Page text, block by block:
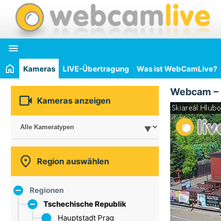

Kameras LIVE-Übertragung Was ist WebCamLive?
 Kameras anzeigen
 Region auswählen
Regionen
Tschechische Republik
Hauptstadt Prag
Webcam –